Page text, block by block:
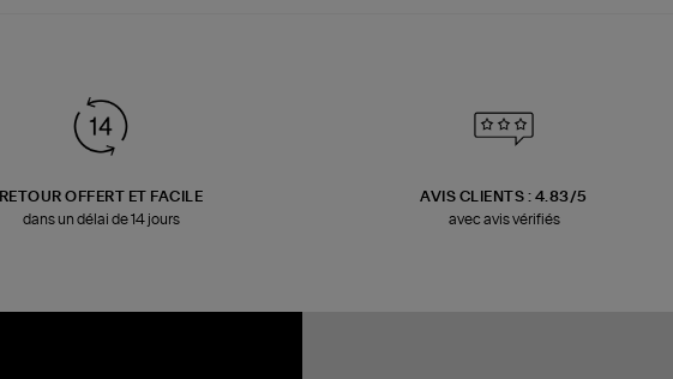
RETOUR OFFERT ET FACILE
dans un délai de 14 jours
AVIS CLIENTS : 4.83/5
avec avis vérifiés